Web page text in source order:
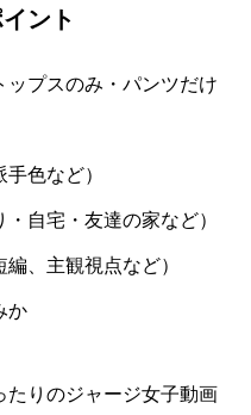
ント
ップスのみ・パンツだけ
色など）
自宅・友達の家など）
、主観視点など）
か
たりのジャージ女子動画